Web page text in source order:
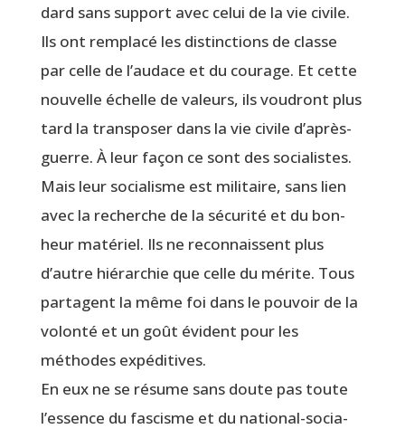
dard sans sup­port avec celui de la vie civile.
Ils ont rem­pla­cé les dis­tinc­tions de classe
par celle de l’audace et du cou­rage. Et cette
nou­velle échelle de valeurs, ils vou­dront plus
tard la trans­po­ser dans la vie civile d’après-
guerre. À leur façon ce sont des socia­listes.
Mais leur socia­lisme est mili­taire, sans lien
avec la recherche de la sécu­ri­té et du bon­
heur maté­riel. Ils ne recon­naissent plus
d’autre hié­rar­chie que celle du mérite. Tous
par­tagent la même foi dans le pou­voir de la
volon­té et un goût évident pour les
méthodes expéditives.
En eux ne se résume sans doute pas toute
l’essence du fas­cisme et du natio­nal-socia­